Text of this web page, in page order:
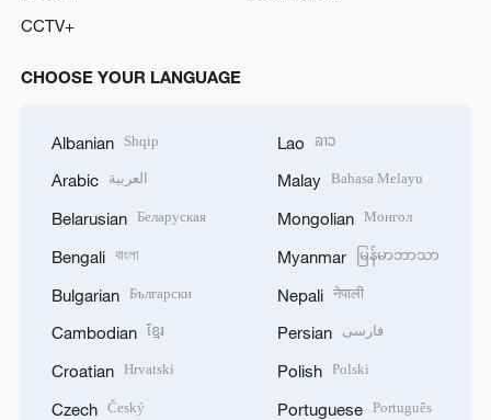
CCTV+
CHOOSE YOUR LANGUAGE
Albanian Shqip
Arabic العربية
Belarusian Беларуская
Bengali বাংলা
Bulgarian Български
Cambodian ខ្មែរ
Croatian Hrvatski
Czech Český
Lao ລາວ
Malay Bahasa Melayu
Mongolian Монгол
Myanmar မြန်မာဘာသာ
Nepali नेपाली
Persian فارسی
Polish Polski
Portuguese Português